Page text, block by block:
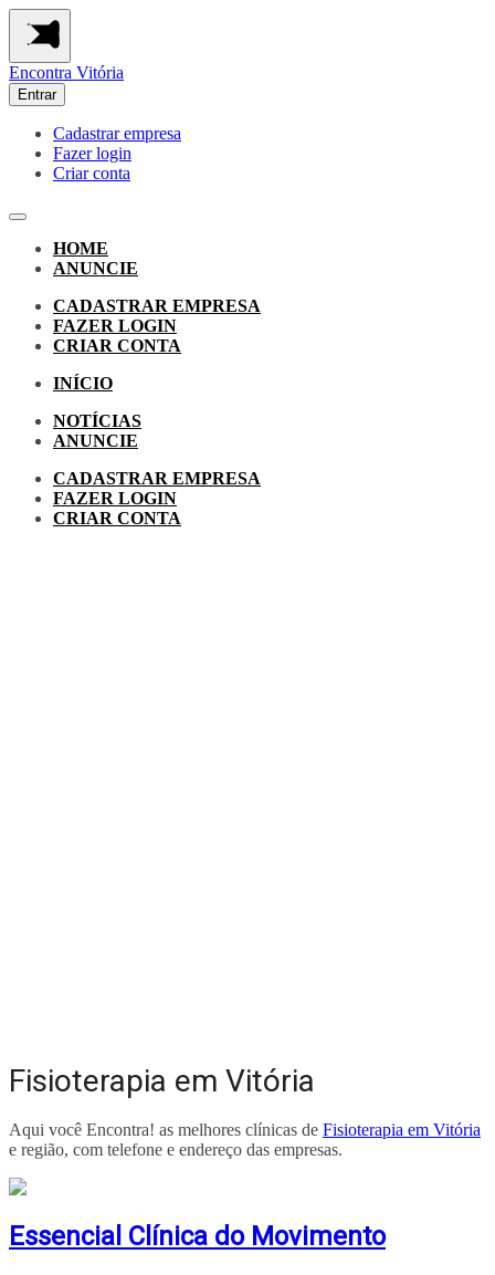
Encontra Vitória
Entrar
Cadastrar empresa
Fazer login
Criar conta
HOME
ANUNCIE
CADASTRAR EMPRESA
FAZER LOGIN
CRIAR CONTA
INÍCIO
NOTÍCIAS
ANUNCIE
CADASTRAR EMPRESA
FAZER LOGIN
CRIAR CONTA
Fisioterapia em Vitória
Aqui você Encontra! as melhores clínicas de Fisioterapia em Vitória
e região, com telefone e endereço das empresas.
Essencial Clínica do Movimento